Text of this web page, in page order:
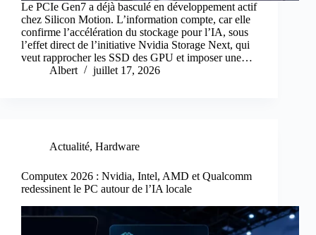
Le PCIe Gen7 a déjà basculé en développement actif
chez Silicon Motion. L’information compte, car elle
confirme l’accélération du stockage pour l’IA, sous
l’effet direct de l’initiative Nvidia Storage Next, qui
veut rapprocher les SSD des GPU et imposer une…
Albert
juillet 17, 2026
Actualité, Hardware
Computex 2026 : Nvidia, Intel, AMD et Qualcomm
redessinent le PC autour de l’IA locale